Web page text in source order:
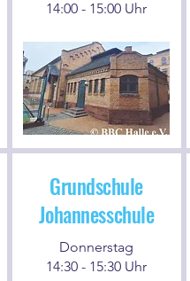
14:00 - 15:00 Uhr
Grundschule
Johannesschule
Donnerstag
14:30 - 15:30 Uhr